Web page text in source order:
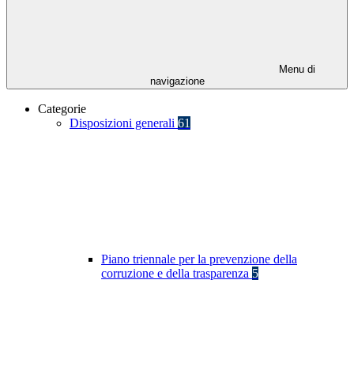
Menu di
navigazione
Categorie
Disposizioni generali 61
Piano triennale per la prevenzione della
corruzione e della trasparenza 5